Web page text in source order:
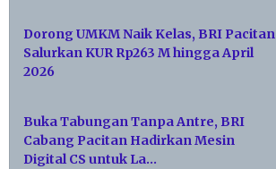
Dorong UMKM Naik Kelas, BRI Pacitan
Salurkan KUR Rp263 M hingga April
2026
Buka Tabungan Tanpa Antre, BRI
Cabang Pacitan Hadirkan Mesin
Digital CS untuk La…